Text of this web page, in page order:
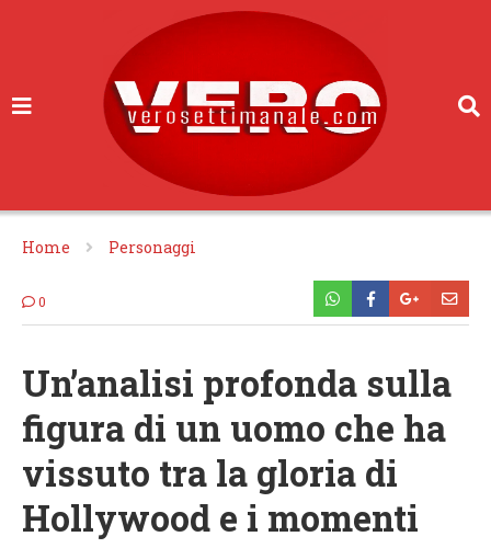
Home Personaggi
0
Un’analisi profonda sulla
figura di un uomo che ha
vissuto tra la gloria di
Hollywood e i momenti